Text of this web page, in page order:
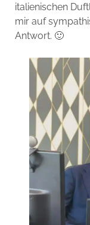
italienischen
mir auf
Antwort. 🙂